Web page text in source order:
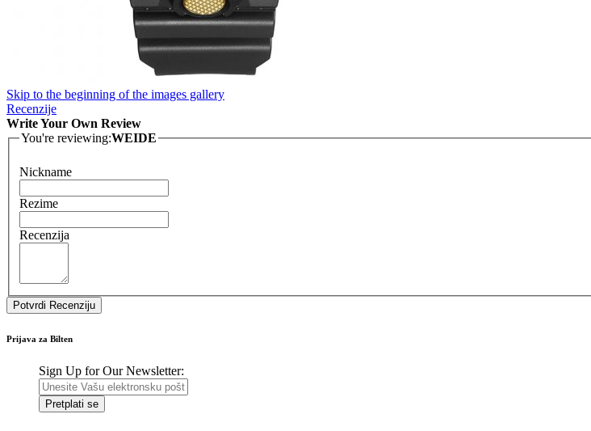
Skip to the beginning of the images gallery
Recenzije
Write Your Own Review
You're reviewing:WEIDE
Nickname
Rezime
Recenzija
Potvrdi Recenziju
Prijava za Bilten
Sign Up for Our Newsletter:
Pretplati se